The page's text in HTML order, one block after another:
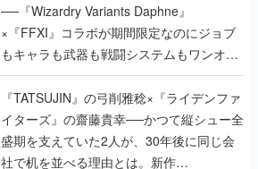
──『Wizardry Variants Daphne』
×『FFXI』コラボが期間限定なのにジョブ
もキャラも武器も戦闘システムもワンオフ
で作り込まれた理由を両ディレクターに聞
く
『TATSUJIN』の弓削雅稔×『ライデンファ
イターズ』の齋藤貴幸──かつて縦シュー全
盛期を支えていた2人が、30年後に同じ会
社で机を並べる理由とは。新作